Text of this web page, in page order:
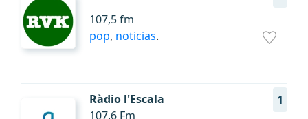
107,5 fm
pop, noticias.
Ràdio l'Escala
1
107.6 Fm